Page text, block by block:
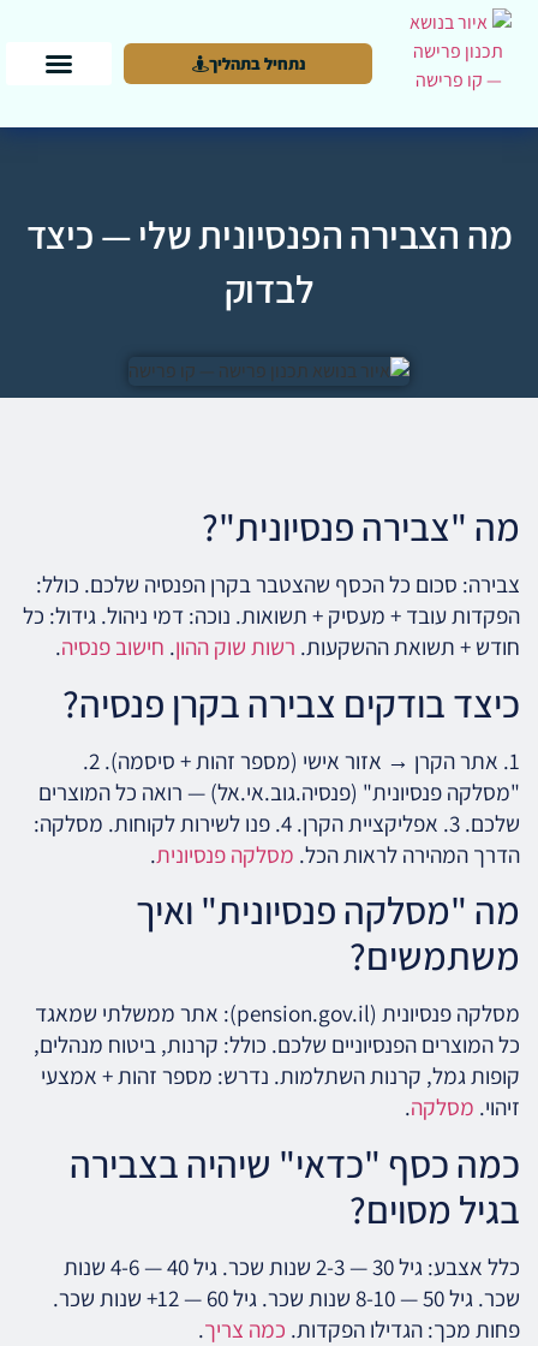
נתחיל בתהליך
מה הצבירה הפנסיונית שלי — כיצד
לבדוק
מה "צבירה פנסיונית"?
צבירה: סכום כל הכסף שהצטבר בקרן הפנסיה שלכם. כולל:
הפקדות עובד + מעסיק + תשואות. נוכה: דמי ניהול. גידול: כל
חודש + תשואת ההשקעות. רשות שוק ההון. חישוב פנסיה.
כיצד בודקים צבירה בקרן פנסיה?
1. אתר הקרן → אזור אישי (מספר זהות + סיסמה). 2.
"מסלקה פנסיונית" (פנסיה.גוב.אי.אל) — רואה כל המוצרים
שלכם. 3. אפליקציית הקרן. 4. פנו לשירות לקוחות. מסלקה:
הדרך המהירה לראות הכל. מסלקה פנסיונית.
מה "מסלקה פנסיונית" ואיך
משתמשים?
מסלקה פנסיונית (pension.gov.il): אתר ממשלתי שמאגד
כל המוצרים הפנסיוניים שלכם. כולל: קרנות, ביטוח מנהלים,
קופות גמל, קרנות השתלמות. נדרש: מספר זהות + אמצעי
זיהוי. מסלקה.
כמה כסף "כדאי" שיהיה בצבירה
בגיל מסוים?
כלל אצבע: גיל 30 — 2-3 שנות שכר. גיל 40 — 4-6 שנות
שכר. גיל 50 — 8-10 שנות שכר. גיל 60 — 12+ שנות שכר.
פחות מכך: הגדילו הפקדות. כמה צריך.